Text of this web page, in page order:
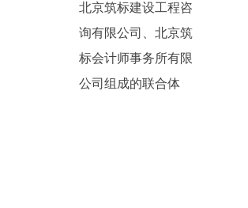
北京筑标建设工程咨
询有限公司、北京筑
标会计师事务所有限
公司组成的联合体